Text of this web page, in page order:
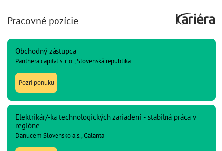
Pracovné pozície
Obchodný zástupca
Panthera capital s. r. o., Slovenská republika
Pozri ponuku
Elektrikár/-ka technologických zariadení - stabilná práca v
regióne
Danucem Slovensko a.s., Galanta